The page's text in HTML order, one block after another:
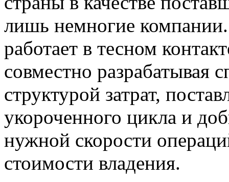
лишь немногие
работает в тесном
совместно разрабатывая
структурой затрат,
укороченного цикла и
нужной скорости
стоимости владения.